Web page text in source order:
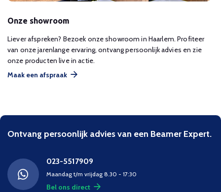
Onze showroom
Liever afspreken? Bezoek onze showroom in Haarlem. Profiteer
van onze jarenlange ervaring, ontvang persoonlijk advies en zie
onze producten live in actie.
Maak een afspraak
Ontvang persoonlijk advies van een Beamer Expert.
023-5517909
Maandag t/m vrijdag 8.30 - 17:30
Bel ons direct